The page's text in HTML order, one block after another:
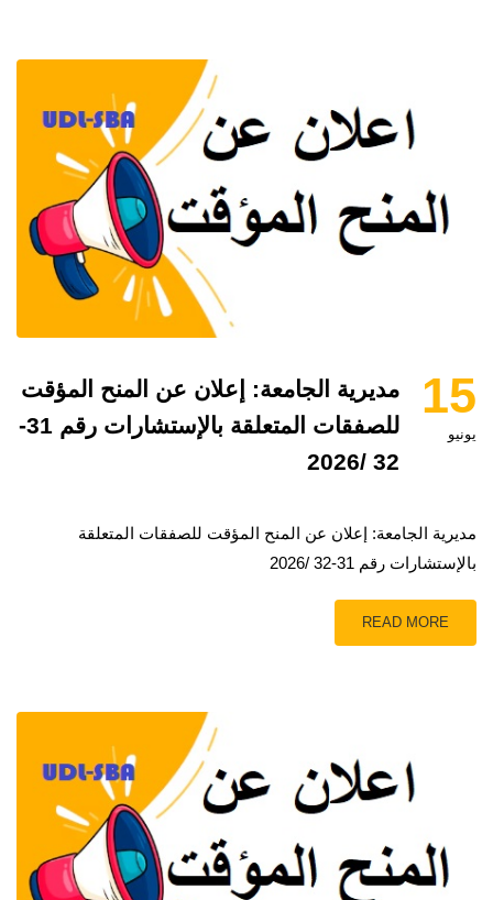
15
يونيو
مديرية الجامعة: إعلان عن المنح المؤقت
للصفقات المتعلقة بالإستشارات رقم 31-
32 /2026
مديرية الجامعة: إعلان عن المنح المؤقت للصفقات المتعلقة
بالإستشارات رقم 31-32 /2026
READ MORE